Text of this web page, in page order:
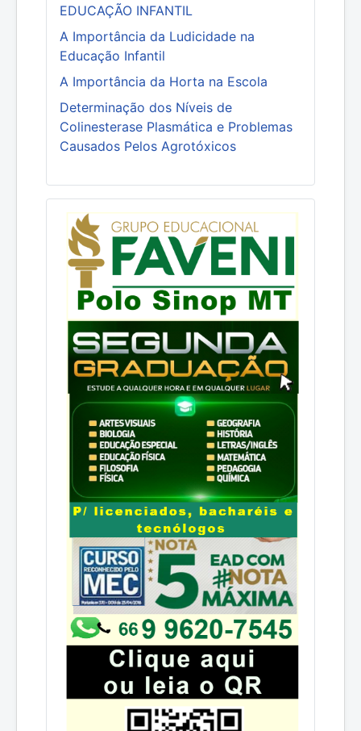
EDUCAÇÃO INFANTIL
A Importância da Ludicidade na
Educação Infantil
A Importância da Horta na Escola
Determinação dos Níveis de
Colinesterase Plasmática e Problemas
Causados Pelos Agrotóxicos